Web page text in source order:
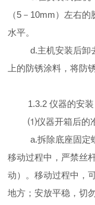
（5－10mm）左右
水平。
d.主机安装后卸去
上的防锈涂料，将防
1.3.2 仪器的安装
⑴仪器开箱后的
a.拆除底座固定螺
移动过程中，严禁丝
动）。移动过程中，
地方；安放平稳，切